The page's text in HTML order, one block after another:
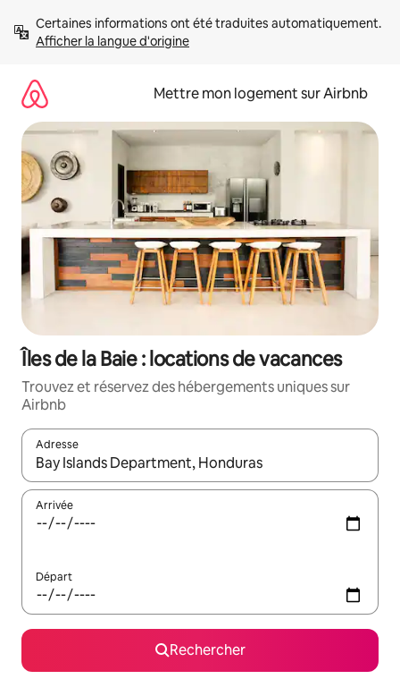
directement
Afficher la langue d'origine
Mettre mon logement sur Airbnb
Îles de la Baie : locations de vacances
Trouvez et réservez des hébergements uniques sur
Airbnb
Adresse
Lorsque les résultats s'affichent, utilisez les flèches vers le
Arrivée
Départ
Rechercher